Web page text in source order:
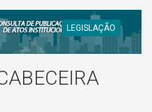
LEGISLAÇÃO